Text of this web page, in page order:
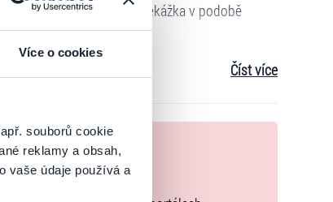
Více o cookies
souborů cookie
reklamy a obsah,
vaše údaje používá a
však čeká nesnadná překážka v podobě
či Martin Prázdny zárukou špičkových
zážitek! Těšíme se na vás.
Číst více
originální vstupenky.